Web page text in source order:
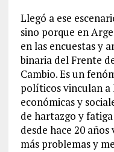
Llegó a ese
sino porque en
en las encuestas y
binaria del Frente
Cambio. Es un
políticos vinculan
económicas y
de hartazgo y
desde hace 20
más problemas y